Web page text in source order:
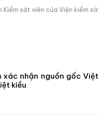
sát nhân dân TP Đà Nẵng.
xác nhận nguồn gốc Việt
kiều